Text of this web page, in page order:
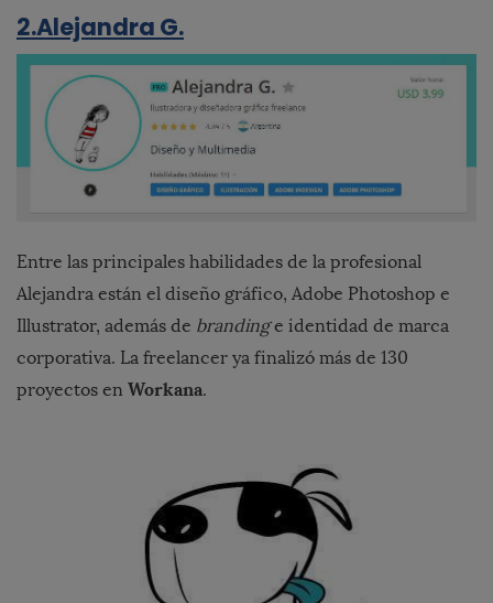
2.Alejandra G.
Entre las principales habilidades de la profesional
Alejandra están el diseño gráfico, Adobe Photoshop e
Illustrator, además de brandinge identidad de marca
corporativa. La freelancer ya finalizó más de 130
proyectos en Workana.